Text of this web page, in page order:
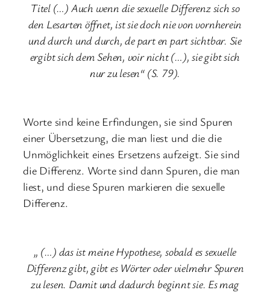
Titel (…) Auch wenn die sexuelle Differenz sich so
den Lesarten öffnet, ist sie doch nie von vornherein
und durch und durch, de part en part sichtbar. Sie
ergibt sich dem Sehen, voir nicht (…), sie gibt sich
nur zu lesen“ (S. 79).
Worte sind keine Erfindungen, sie sind Spuren
einer Übersetzung, die man liest und die die
Unmöglichkeit eines Ersetzens aufzeigt. Sie sind
die Differenz. Worte sind dann Spuren, die man
liest, und diese Spuren markieren die sexuelle
Differenz.
„ (…) das ist meine Hypothese, sobald es sexuelle
Differenz gibt, gibt es Wörter oder vielmehr Spuren
zu lesen. Damit und dadurch beginnt sie. Es mag